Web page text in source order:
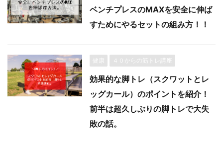
ベンチプレスのMAXを安全に伸ば
すためにやるセットの組み方！！
健康 ４０からの筋トレ講座
効果的な脚トレ（スクワットとレ
ッグカール）のポイントを紹介！
前半は超久しぶりの脚トレで大失
敗の話。